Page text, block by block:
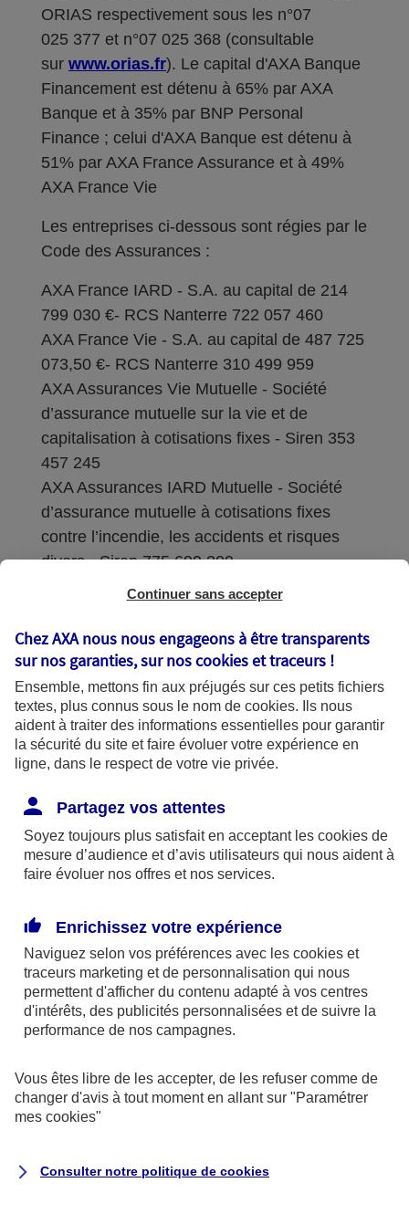
ORIAS respectivement sous les n°07
025 377 et n°07 025 368 (consultable
sur www.orias.fr). Le capital d'AXA Banque
Financement est détenu à 65% par AXA
Banque et à 35% par BNP Personal
Finance ; celui d'AXA Banque est détenu à
51% par AXA France Assurance et à 49%
AXA France Vie
Les entreprises ci-dessous sont régies par le
Code des Assurances :
AXA France IARD - S.A. au capital de 214
799 030 €- RCS Nanterre 722 057 460
AXA France Vie - S.A. au capital de 487 725
073,50 €- RCS Nanterre 310 499 959
AXA Assurances Vie Mutuelle - Société
d’assurance mutuelle sur la vie et de
capitalisation à cotisations fixes - Siren 353
457 245
AXA Assurances IARD Mutuelle - Société
d’assurance mutuelle à cotisations fixes
contre l’incendie, les accidents et risques
divers - Siren 775 699 309
Sièges sociaux : 313 Terrasses de l’Arche –
Coordonnées de l'Autorité de contrôle
prudentiel et de résolution (ACPR) : - 4
Place de Budapest - CS 92459 - 75436
Paris Cedex 09. Le détail des procédures de
recours et de réclamation et les
disponibles sur le site axa.fr.
AXA France IARD et AXA France Vie sont
mandataires exclusifs en opérations de
246 et n°13 005 764 (consultable
surwww.orias.fr)
AXA Assistance France Assurances,
S.A au capital de 51 429 430,40 €,
Siège social :
8-10, rue Paul Vaillant Couturier
Continuer sans accepter
Chez AXA nous nous engageons à être transparents
sur nos garanties, sur noscookies et traceurs !
Ensemble, mettons fin aux préjugés sur ces petits fichiers
textes, plus connus sous le nom de cookies. Ils nous
aident à traiter des informations essentielles pour garantir
la sécurité du site et faire évoluer votre expérience en
ligne, dans le respect de votre vie privée.
Partagez vos attentes
Soyez toujours plus satisfait en acceptant les cookies de
mesure d’audience et d’avis utilisateurs qui nous aident à
faire évoluer nos offres et nos services.
Enrichissez votre expérience
Naviguez selon vos préférences avec les cookies et
traceurs marketing et de personnalisation qui nous
permettent d'afficher du contenu adapté à vos centres
d'intérêts, des publicités personnalisées et de suivre la
performance de nos campagnes.
Vous êtes libre de les accepter, de les refuser comme de
changer d'avis à tout moment en allant sur "Paramétrer
mes cookies"
Consulter notre politique de cookies